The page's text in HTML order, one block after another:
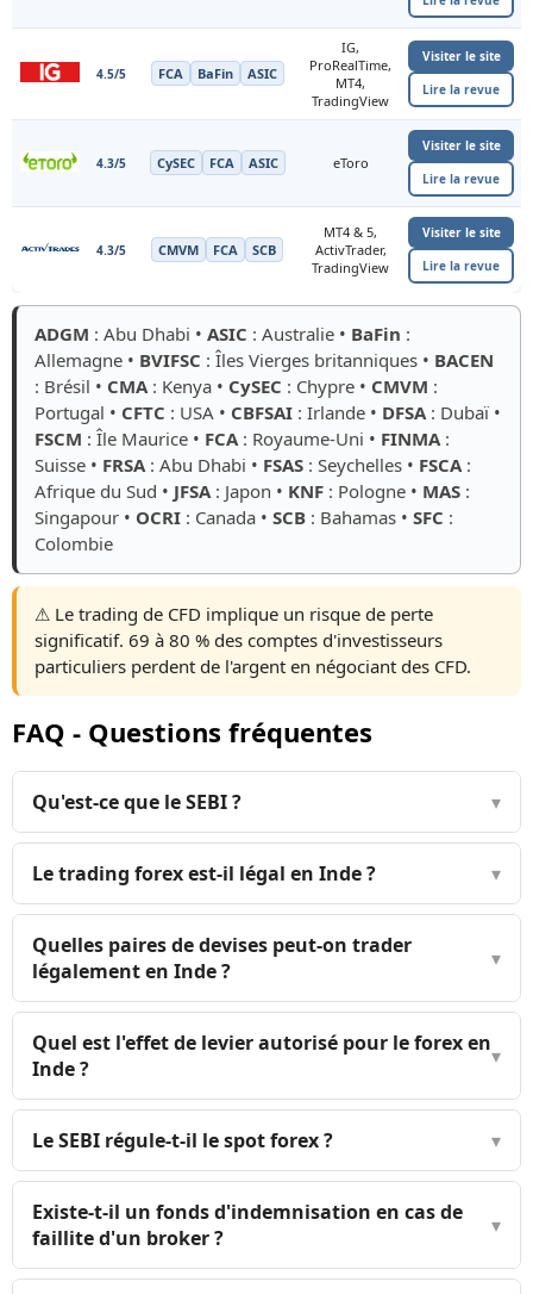
4.5/5 FCA BaFin ASIC
IG,
ProRealTime,
MT4,
TradingView
Visiter le site
Lire la revue
4.3/5 CySEC FCA ASIC eToro
Visiter le site
Lire la revue
4.3/5 CMVM FCA SCB
MT4 & 5,
ActivTrader,
TradingView
Visiter le site
Lire la revue
ADGM : Abu Dhabi • ASIC : Australie • BaFin :
Allemagne • BVIFSC : Îles Vierges britanniques • BACEN
: Brésil • CMA : Kenya • CySEC : Chypre • CMVM :
Portugal • CFTC : USA • CBFSAI : Irlande • DFSA : Dubaï •
FSCM : Île Maurice • FCA : Royaume-Uni • FINMA :
Suisse • FRSA : Abu Dhabi • FSAS : Seychelles • FSCA :
Afrique du Sud • JFSA : Japon • KNF : Pologne • MAS :
Singapour • OCRI : Canada • SCB : Bahamas • SFC :
Colombie
⚠️ Le trading de CFD implique un risque de perte
significatif. 69 à 80 % des comptes d'investisseurs
particuliers perdent de l'argent en négociant des CFD.
FAQ - Questions fréquentes
Qu'est-ce que le SEBI ? ▾
Le trading forex est-il légal en Inde ? ▾
Quelles paires de devises peut-on trader
légalement en Inde ?
▾
Quel est l'effet de levier autorisé pour le forex en
Inde ?
▾
Le SEBI régule-t-il le spot forex ? ▾
Existe-t-il un fonds d'indemnisation en cas de
faillite d'un broker ?
▾